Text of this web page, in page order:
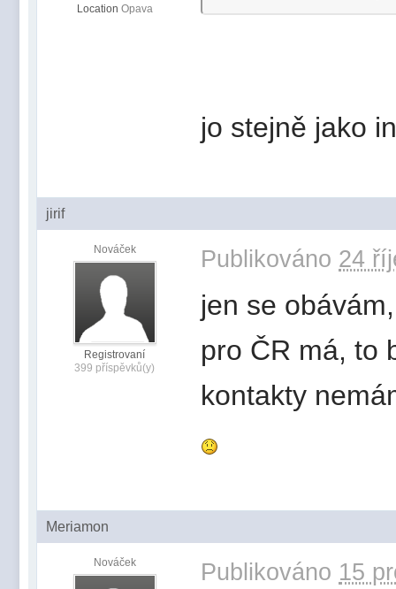
Location Opava
jo stejně jako
jirif
Nováček
Registrovaní
399 příspěvků(y)
Publikováno 24
jen se
pro ČR má, to
kontakty
Meriamon
Nováček Publikováno 15